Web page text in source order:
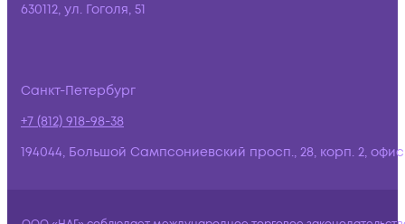
630112, ул. Гоголя, 51
Санкт-Петербург
+7 (812) 918-98-38
194044, Большой Сампсониевский просп., 28, корп. 2,